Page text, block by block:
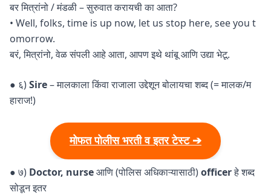
बर मित्रांनो / मंडळी – सुरुवात करायची का आता?
• Well, folks, time is up now, let us stop here, see you t
omorrow.
बरं, मित्रांनो, वेळ संपली आहे आता, आपण इथे थांबू आणि उद्या भेटू.
● ६)Sire– मालकाला किंवा राजाला उद्देशून बोलायचा शब्द (= मालक/म
हाराज!)
मोफत पोलीस भरती व इतर टेस्ट ➔
● ७) Doctor, nurseआणि (पोलिस अधिकाऱ्यासाठी)officerहे शब्द
सोडून इतर